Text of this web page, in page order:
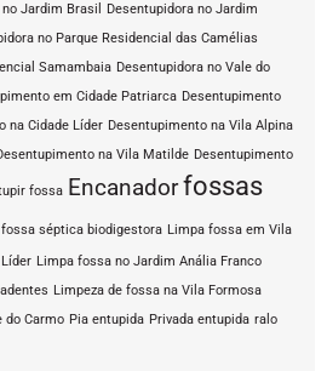
Jardim Brasil
Desentupidora no Jardim
no Parque Residencial das Camélias
Samambaia Desentupidora no Vale do
em Cidade Patriarca Desentupimento
na Cidade Líder Desentupimento na Vila Alpina
na Vila Matilde Desentupimento
fossa Encanadorfossas
fossa séptica biodigestora Limpa fossa em Vila
Limpa fossa no Jardim Anália Franco
Limpeza de fossa na Vila Formosa
do Carmo Pia entupida Privada entupida ralo